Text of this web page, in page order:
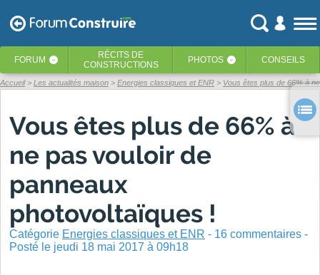
FORUM ‹ RÉCITS DE
CONSTRUCTIONS
PHOTOS ‹ CONSEILS
Accueil Les actualités maison Energies classiques et ENR Vous êtes plus de 66% à
Vous êtes plus de 66% à
ne pas vouloir de
panneaux
photovoltaïques !
Catégorie Energies classiques et ENR - 16 commentaires -
Posté le jeudi 18 mai 2017 à 09h18